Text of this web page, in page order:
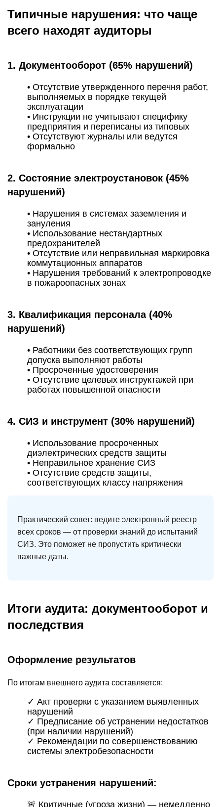
Типичные нарушения: что чаще
всего находят аудиторы
1. Документооборот (65% нарушений)
• Отсутствие утвержденного перечня работ,
выполняемых в порядке текущей
эксплуатации
• Инструкции не учитывают специфику
предприятия и переписаны из типовых
• Отсутствуют журналы или ведутся
формально
2. Состояние электроустановок (45%
нарушений)
• Нарушения в системах заземления и
зануления
• Использование нестандартных
предохранителей
• Отсутствие или неправильная маркировка
коммутационных аппаратов
• Нарушения требований к электропроводке
в пожароопасных зонах
3. Квалификация персонала (40%
нарушений)
• Работники без соответствующих групп
допуска выполняют работы
• Просроченные удостоверения
• Отсутствие целевых инструктажей при
работах повышенной опасности
4. СИЗ и инструмент (30% нарушений)
• Использование просроченных
диэлектрических средств защиты
• Неправильное хранение СИЗ
• Отсутствие средств защиты,
соответствующих классу напряжения
Практический совет: ведите электронный реестр
всех сроков — от проверки знаний до испытаний
СИЗ. Это поможет не пропустить критически
важные даты.
Итоги аудита: документооборот и
последствия
Оформление результатов
По итогам внешнего аудита составляется:
✓ Акт проверки с указанием выявленных
нарушений
✓ Предписание об устранении недостатков
(при наличии нарушений)
✓ Рекомендации по совершенствованию
системы электробезопасности
Сроки устранения нарушений:
🚨 Критичные (угроза жизни) — немедленно